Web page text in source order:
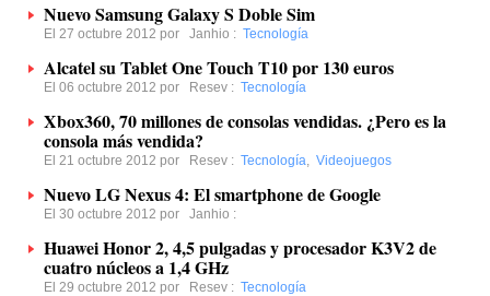
Nuevo Samsung Galaxy S Doble Sim
El 27 octubre 2012 por Janhio : Tecnología
Alcatel su Tablet One Touch T10 por 130 euros
El 06 octubre 2012 por Resev : Tecnología
Xbox360, 70 millones de consolas vendidas. ¿Pero es la
consola más vendida?
El 21 octubre 2012 por Resev : Tecnología, Videojuegos
Nuevo LG Nexus 4: El smartphone de Google
El 30 octubre 2012 por Janhio :
Huawei Honor 2, 4,5 pulgadas y procesador K3V2 de
cuatro núcleos a 1,4 GHz
El 29 octubre 2012 por Resev : Tecnología